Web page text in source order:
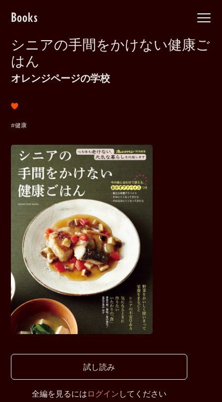
Books
シニアの手間をかけない健康ご
はん
オレンジページの学校
#健康
試し読み
全編を見るにはログインしてください